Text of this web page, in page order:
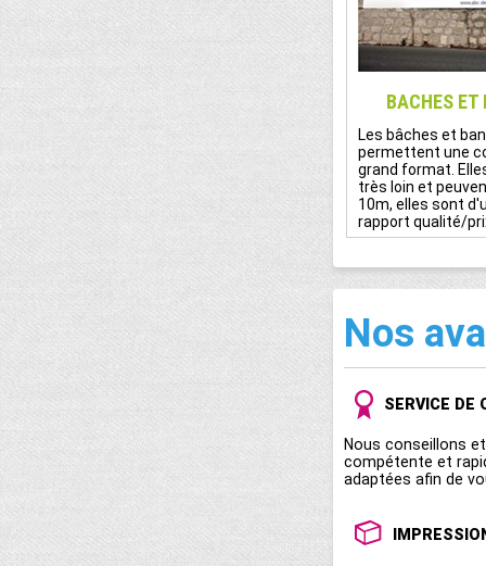
BACHES ET
Les bâches et
permettent une
grand format.
très loin et
10m, elles sont
rapport qualité/
Nos
SERVICE DE
Nous conseillons
compétente et
adaptées afin de